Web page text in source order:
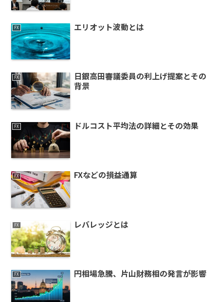
FX エリオット波動とは
FX
日銀高田審議委員の利上げ提案とその
背景
FX ドルコスト平均法の詳細とその効果
FX FXなどの損益通算
FX レバレッジとは
FX 円相場急騰、片山財務相の発言が影響